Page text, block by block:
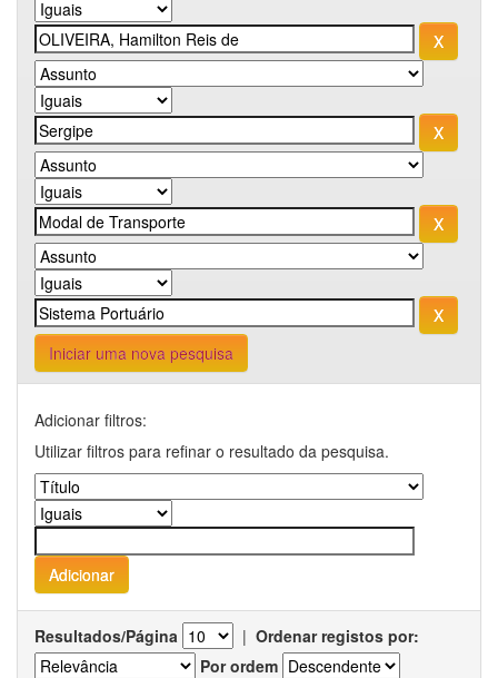
Iniciar uma nova pesquisa
Adicionar filtros:
Utilizar filtros para refinar o resultado da pesquisa.
Resultados/Página | Ordenar registos por:
Por ordem